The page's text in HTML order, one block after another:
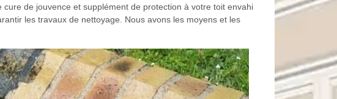
de jouvence et supplément de protection à votre toit envahi
les travaux de nettoyage. Nous avons les moyens et les